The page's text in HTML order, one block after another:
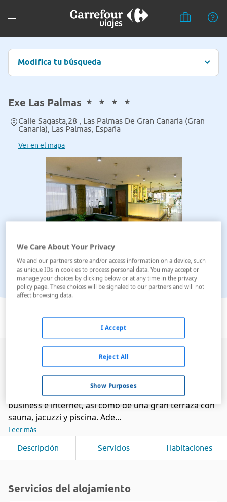
Modifica tu búsqueda
Exe Las Palmas
Calle Sagasta,28 , Las Palmas De Gran Canaria (Gran
Canaria), Las Palmas, España
Ver en el mapa
El Hotel completamente renovado en 2007 se
encuentra a apenas 30 metros de la famosa playa de
Las Canteras y en un área agradable para el negocio y
el ocio. El hotel dispone de varios salones y servicios
business e internet, así como de una gran terraza con
sauna, jacuzzi y piscina. Ade...
Leer más
Descripción Servicios Habitaciones
Servicios del alojamiento
We Care About Your Privacy
We and our partners store and/or access information on a device, such
as unique IDs in cookies to process personal data. You may accept or
manage your choices by clicking below or at any time in the privacy
policy page. These choices will be signaled to our partners and will not
affect browsing data.
Show Purposes
Reject All
I Accept